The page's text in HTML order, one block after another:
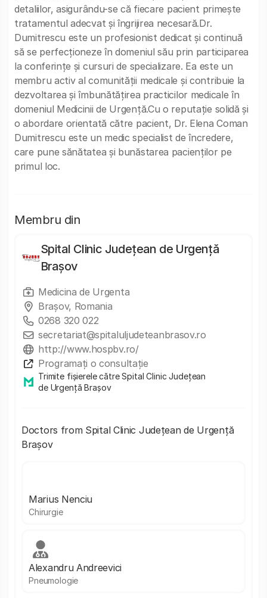
detaliilor, asigurându-se că fiecare pacient primește
tratamentul adecvat și îngrijirea necesară.Dr.
Dumitrescu este un profesionist dedicat și continuă
să se perfecționeze în domeniul său prin participarea
la conferințe și cursuri de specializare. Ea este un
membru activ al comunității medicale și contribuie la
dezvoltarea și îmbunătățirea practicilor medicale în
domeniul Medicinii de Urgență.Cu o reputație solidă și
o abordare orientată către pacient, Dr. Elena Coman
Dumitrescu este un medic specialist de încredere,
care pune sănătatea și bunăstarea pacienților pe
primul loc.
Membru din
Spital Clinic Județean de Urgență
Brașov
Medicina de Urgenta
Brașov, Romania
0268 320 022
secretariat@spitaluljudeteanbrasov.ro
http://www.hospbv.ro/
Programați o consultație
Trimite fișierele către Spital Clinic Județean
de Urgență Brașov
Doctors from Spital Clinic Județean de Urgență
Brașov
Marius Nenciu
Chirurgie
Alexandru Andreevici
Pneumologie